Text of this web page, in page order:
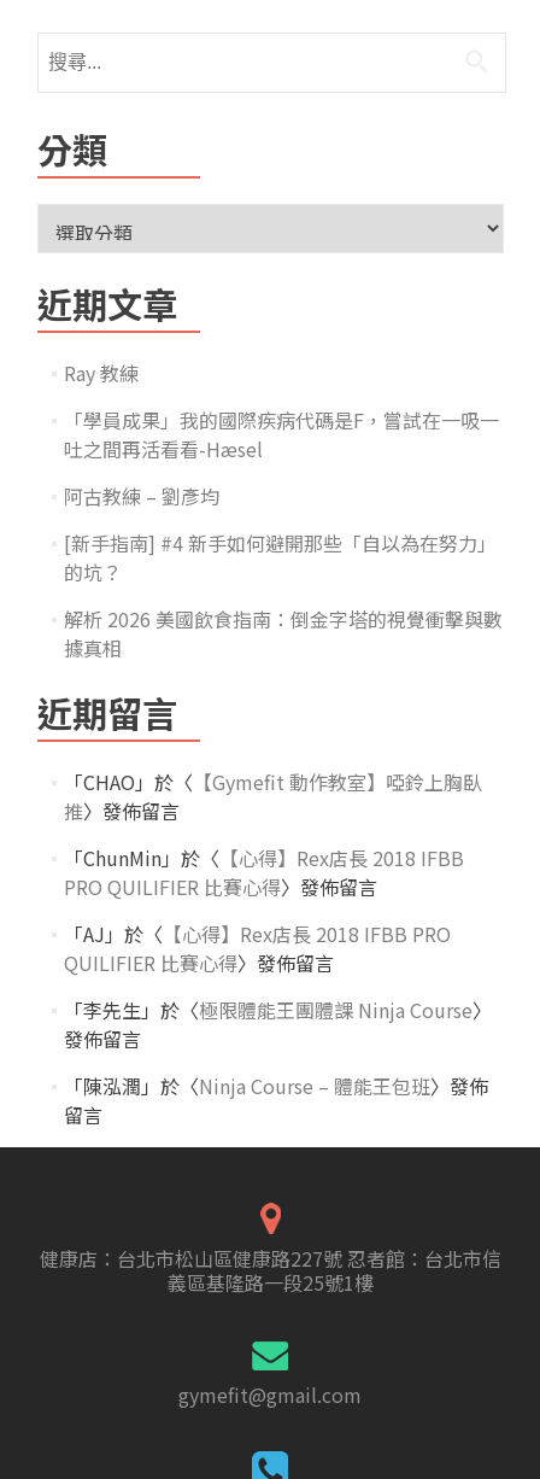
分類
近期文章
Ray 教練
「學員成果」我的國際疾病代碼是F，嘗試在一吸一
吐之間再活看看-Hæsel
阿古教練 – 劉彥均
[新手指南] #4 新手如何避開那些「自以為在努力」
的坑？
解析 2026 美國飲食指南：倒金字塔的視覺衝擊與數
據真相
近期留言
「CHAO 」於〈 【Gymefit 動作教室】啞鈴上胸臥
推〉發佈留言
「ChunMin」於〈 【心得】Rex店長 2018 IFBB
PRO QUILIFIER 比賽心得〉發佈留言
「AJ 」於〈 【心得】Rex店長 2018 IFBB PRO
QUILIFIER 比賽心得〉發佈留言
「李先生」於〈極限體能王團體課 Ninja Course〉
發佈留言
「陳泓潤 」於〈Ninja Course – 體能王包班〉發佈
留言
健康店：台北市松山區健康路227號 忍者館：台北市信
義區基隆路一段25號1樓
gymefit@gmail.com